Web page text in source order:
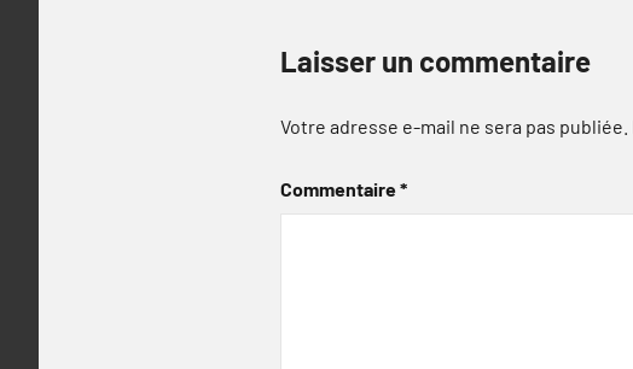
Laisser un commentaire
Votre adresse e-mail ne sera pas publiée.
Commentaire*